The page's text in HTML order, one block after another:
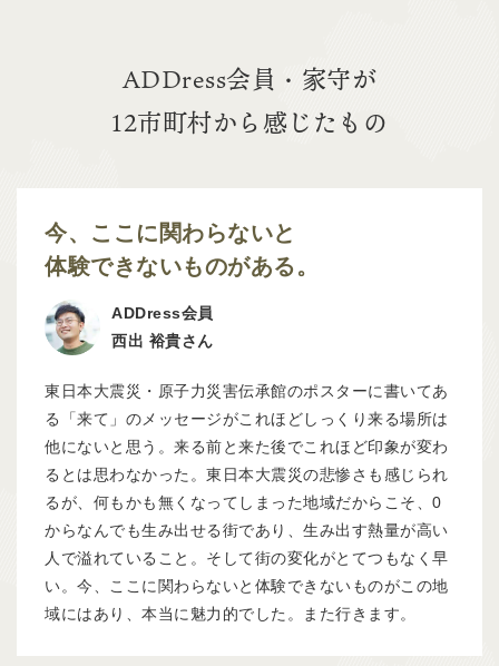
ADDress会員・家守が
12市町村から感じたもの
今、ここに関わらないと
体験できないものがある。
ADDress会員
西出 裕貴さん
東日本大震災・原子力災害伝承館のポスターに書いてあ
る「来て」のメッセージがこれほどしっくり来る場所は
他にないと思う。来る前と来た後でこれほど印象が変わ
るとは思わなかった。東日本大震災の悲惨さも感じられ
るが、何もかも無くなってしまった地域だからこそ、0
からなんでも生み出せる街であり、生み出す熱量が高い
人で溢れていること。そして街の変化がとてつもなく早
い。今、ここに関わらないと体験できないものがこの地
域にはあり、本当に魅力的でした。また行きます。